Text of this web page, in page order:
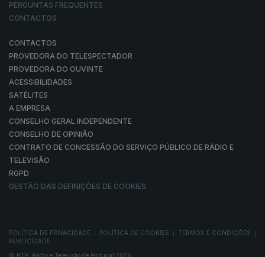
PERGUNTAS FREQUENTES
CONTACTOS
CONTACTOS
PROVEDORA DO TELESPECTADOR
PROVEDORA DO OUVINTE
ACESSIBILIDADES
SATÉLITES
A EMPRESA
CONSELHO GERAL INDEPENDENTE
CONSELHO DE OPINIÃO
CONTRATO DE CONCESSÃO DO SERVIÇO PÚBLICO DE RÁDIO E
TELEVISÃO
RGPD
GESTÃO DAS DEFINIÇÕES DE COOKIES
POLÍTICA DE PRIVACIDADE POLÍTICA DE COOKIES TERMOS E CONDIÇÕES
PUBLICIDADE
© RTP, Rádio e Televisão de Portugal 2026